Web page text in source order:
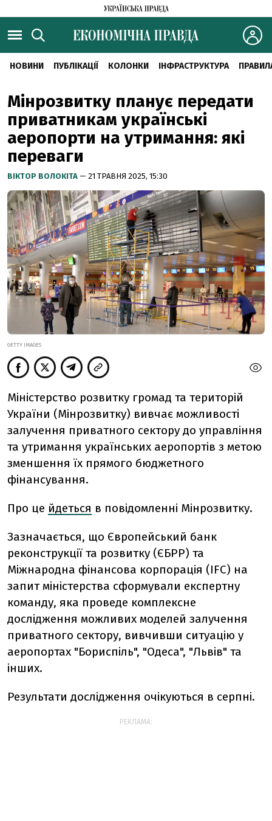
НОВИНИ ПУБЛІКАЦІЇ КОЛОНКИ ІНФРАСТРУКТУРА
Мінрозвитку планує передати
приватникам українські
аеропорти на утримання: які
переваги
ВІКТОР ВОЛОКІТА — 21 ТРАВНЯ 2025, 15:30
GETTY IMAGES
Міністерство розвитку громад та територій
України (Мінрозвитку) вивчає можливості
залучення приватного сектору до управління
та утримання українських аеропортів з метою
зменшення їх прямого бюджетного
фінансування.
Про це йдеться в повідомленні Мінрозвитку.
Зазначається, що Європейський банк
реконструкції та розвитку (ЄБРР) та
Міжнародна фінансова корпорація (IFC) на
запит міністерства сформували експертну
команду, яка проведе комплексне
дослідження можливих моделей залучення
приватного сектору, вивчивши ситуацію у
аеропортах "Бориспіль", "Одеса", "Львів" та
інших.
Результати дослідження очікуються в серпні.
РЕКЛАМА: